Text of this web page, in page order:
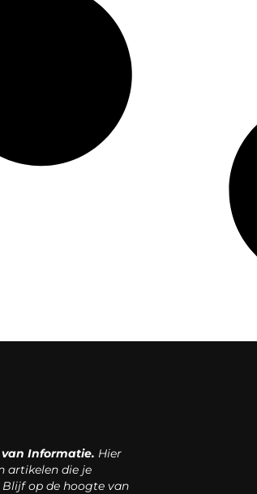
van Informatie. Hier
artikelen die je
op de hoogte van